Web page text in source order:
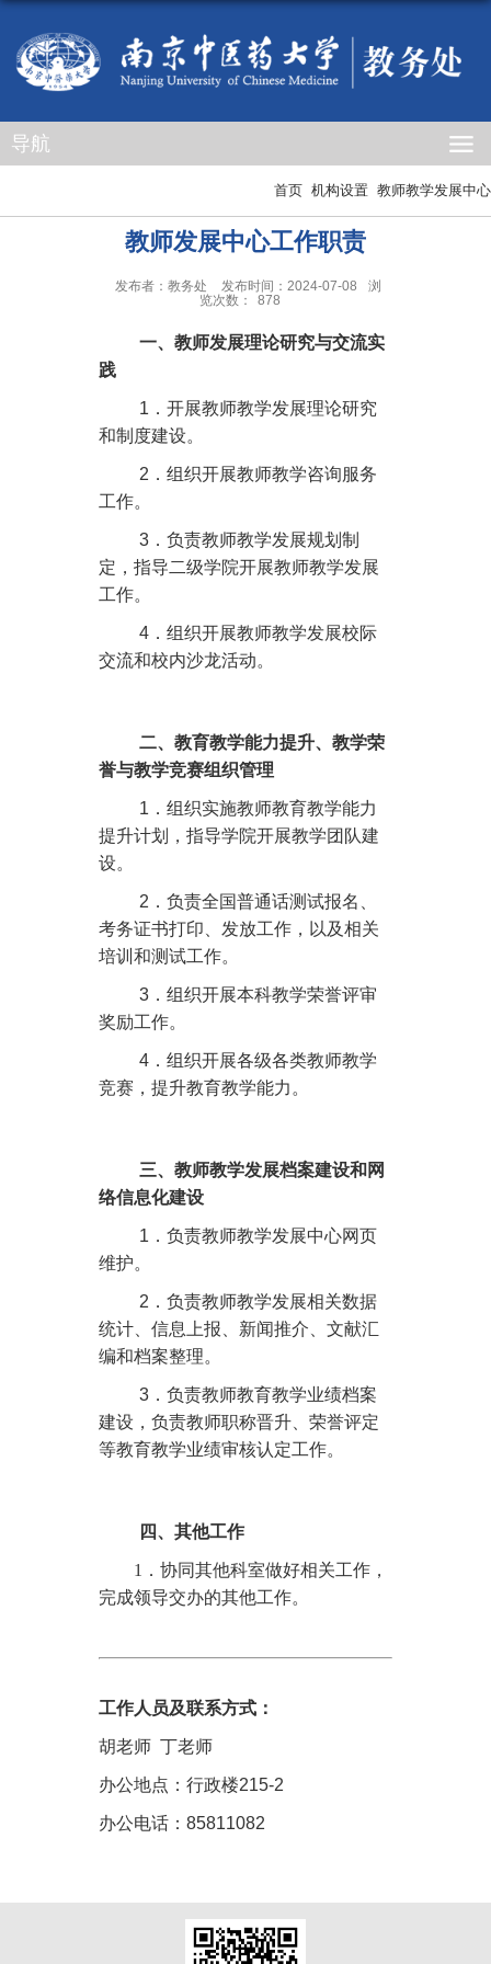
导航
首页 机构设置 教师教学发展中心
教师发展中心工作职责
发布者：教务处 发布时间：2024-07-08
浏
览次数：
878
一、教师发展理论研究与交流实
践
1 ．开展教师教学发展理论研究
和制度建设。
2 ．组织开展教师教学咨询服务
工作。
3 ．负责教师教学发展规划制
定，指导二级学院开展教师教学发展
工作。
4 ．组织开展教师教学发展校际
交流和校内沙龙活动。
二、教育教学能力提升、教学荣
誉与教学竞赛组织管理
1 ．组织实施教师教育教学能力
提升计划，指导学院开展教学团队建
设。
2 ．负责全国普通话测试报名、
考务证书打印、发放工作，以及相关
培训和测试工作。
3 ．组织开展本科教学荣誉评审
奖励工作。
4 ．组织开展各级各类教师教学
竞赛，提升教育教学能力。
三、教师教学发展档案建设和网
络信息化建设
1 ．负责教师教学发展中心网页
维护。
2 ．负责教师教学发展相关数据
统计、信息上报、新闻推介、文献汇
编和档案整理。
3 ．负责教师教育教学业绩档案
建设，负责教师职称晋升、荣誉评定
等教育教学业绩审核认定工作。
四、其他工作
1 ．协同其他科室做好相关工作，
完成领导交办的其他工作。
工作人员及联系方式：
胡老师 丁老师
办公地点：行政楼215-2
办公电话：85811082